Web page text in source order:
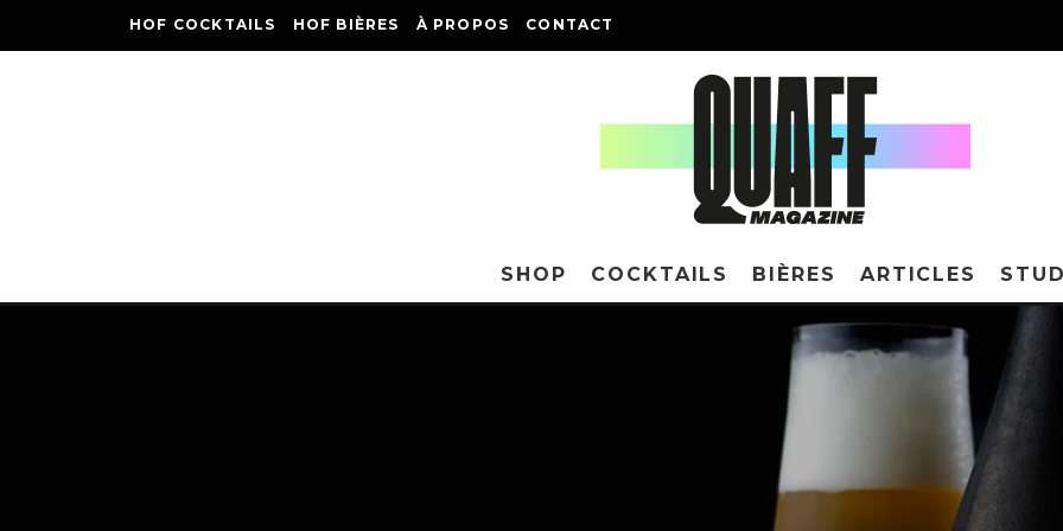
HOF COCKTAILS HOF BIÈRES À PROPOS CONTACT
SHOP COCKTAILS BIÈRES ARTICLES